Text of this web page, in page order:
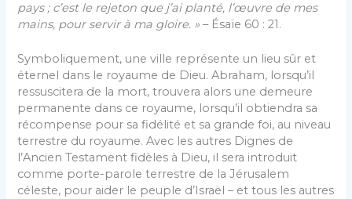
pays ; c’est le rejeton que j’ai planté, l’œuvre de mes
mains, pour servir à ma gloire. » – Ésaïe 60 : 21.
Symboliquement, une ville représente un lieu sûr et
éternel dans le royaume de Dieu. Abraham, lorsqu’il
ressuscitera de la mort, trouvera alors une demeure
permanente dans ce royaume, lorsqu’il obtiendra sa
récompense pour sa fidélité et sa grande foi, au niveau
terrestre du royaume. Avec les autres Dignes de
l’Ancien Testament fidèles à Dieu, il sera introduit
comme porte-parole terrestre de la Jérusalem
céleste, pour aider le peuple d’Israël – et tous les autres